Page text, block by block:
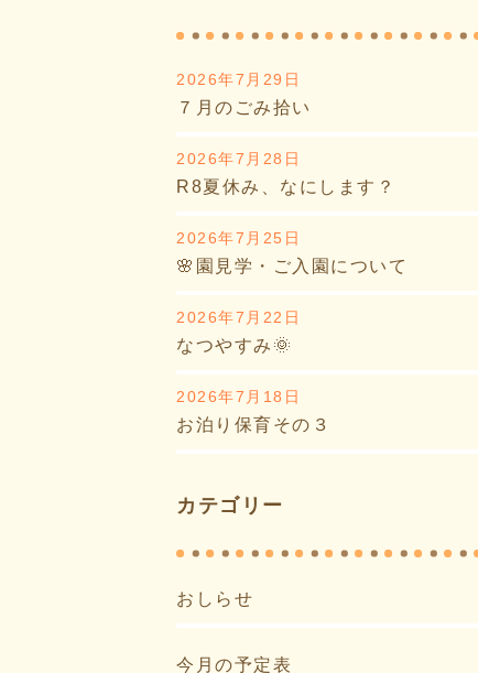
2026年7月29日
７月のごみ拾い
2026年7月28日
R8夏休み、なにします？
2026年7月25日
🌸園見学・ご入園について
2026年7月22日
なつやすみ🌞
2026年7月18日
お泊り保育その３
カテゴリー
おしらせ
今月の予定表